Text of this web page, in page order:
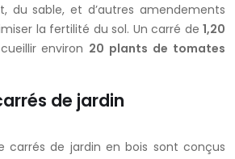
du sable, et d’autres amendements
la fertilité du sol. Un carré de 1,20
environ 20 plants de tomates
de jardin
carrés de jardin en bois sont conçus